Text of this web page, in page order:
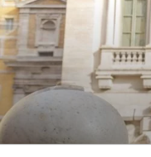
Przejdź
do
treści